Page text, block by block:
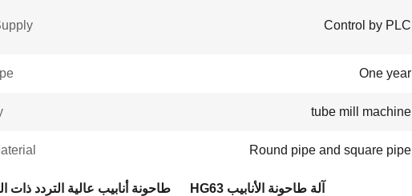
Control by PLC
One year
tube mill machine
Round pipe and square pipe
آلة طاحونة الأنابيب HG63